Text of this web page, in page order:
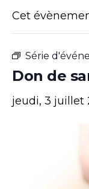
Cet
Série
Don de
jeudi, 3 juillet